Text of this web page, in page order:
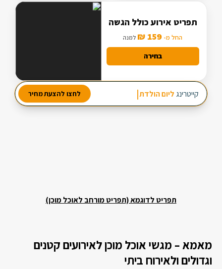
מבחר עשיר של סלטים
2 מנות ביניים
תפריט אירוע כולל הגשה
החל מ- 159 ₪ למנה
בחירה
קייטרינג ליום הולדת לחצו להצעת מחיר
תפריט לדוגמא (תפריט מורחב לאוכל מוכן)
מאמא – מגשי אוכל מוכן לאירועים קטנים
וגדולים ולאירוח ביתי